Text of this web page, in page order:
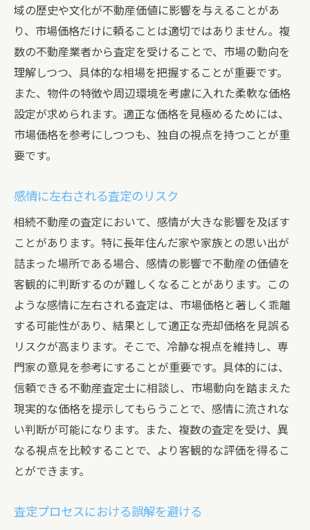
域の歴史や文化が不動産価値に影響を与えることがあ
り、市場価格だけに頼ることは適切ではありません。複
数の不動産業者から査定を受けることで、市場の動向を
理解しつつ、具体的な相場を把握することが重要です。
また、物件の特徴や周辺環境を考慮に入れた柔軟な価格
設定が求められます。適正な価格を見極めるためには、
市場価格を参考にしつつも、独自の視点を持つことが重
要です。
感情に左右される査定のリスク
相続不動産の査定において、感情が大きな影響を及ぼす
ことがあります。特に長年住んだ家や家族との思い出が
詰まった場所である場合、感情の影響で不動産の価値を
客観的に判断するのが難しくなることがあります。この
ような感情に左右される査定は、市場価格と著しく乖離
する可能性があり、結果として適正な売却価格を見誤る
リスクが高まります。そこで、冷静な視点を維持し、専
門家の意見を参考にすることが重要です。具体的には、
信頼できる不動産査定士に相談し、市場動向を踏まえた
現実的な価格を提示してもらうことで、感情に流されな
い判断が可能になります。また、複数の査定を受け、異
なる視点を比較することで、より客観的な評価を得るこ
とができます。
査定プロセスにおける誤解を避ける